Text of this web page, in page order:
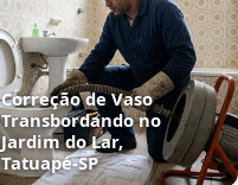
Correção de Vaso
Transbordando no
Jardim do Lar,
Tatuapé‑SP